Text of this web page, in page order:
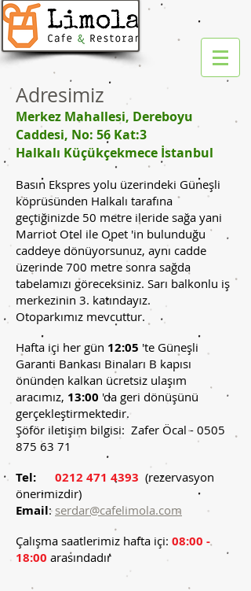
Merkez Mahallesi, Dereboyu
Caddesi, No: 56 Kat:3
Halkalı Küçükçekmece İstanbul
Basın Ekspres yolu üzerindeki Güneşli
köprüsünden Halkalı tarafına
geçtiğinizde 50 metre ileride sağa yani
Marriot Otel ile Opet 'in bulunduğu
caddeye dönüyorsunuz, aynı cadde
üzerinde 700 metre sonra sağda
tabelamızı göreceksiniz. Sarı balkonlu iş
merkezinin 3. katındayız.
Otoparkımız mevcuttur.
Hafta içi her gün 12:05 'te Güneşli
Garanti Bankası Binaları B kapısı
önünden kalkan ücretsiz ulaşım
aracımız, 13:00 'da geri dönüşünü
gerçekleştirmektedir.
Şöför iletişim bilgisi: Zafer Öcal - 0505
875 63 71
Tel: 0212 471 4393 (rezervasyon
önerimizdir)
Email: serdar@cafelimola.com
Çalışma saatlerimiz hafta içi: 08:00 -
18:00 arasındadır
Adresimiz